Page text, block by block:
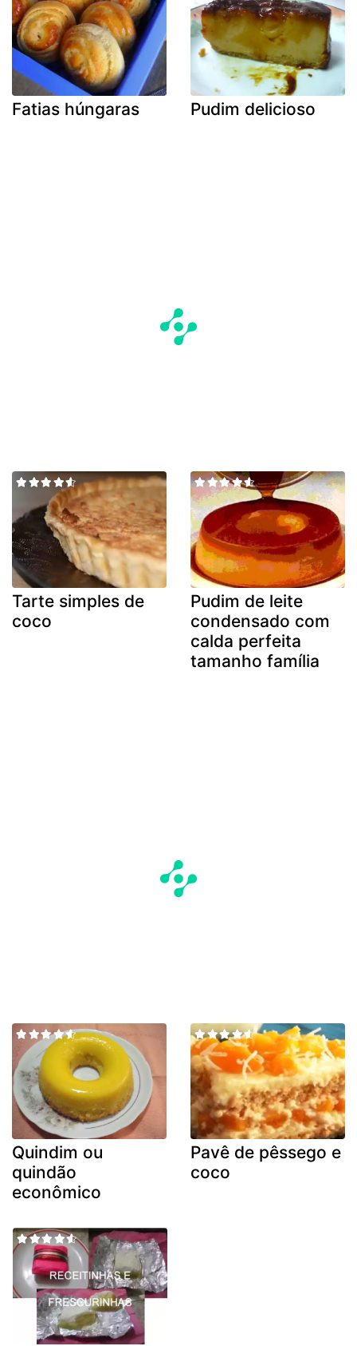
Fatias húngaras Pudim delicioso
Tarte simples de
coco
Pudim de leite
condensado com
calda perfeita
tamanho família
Quindim ou
quindão
econômico
Pavê de pêssego e
coco